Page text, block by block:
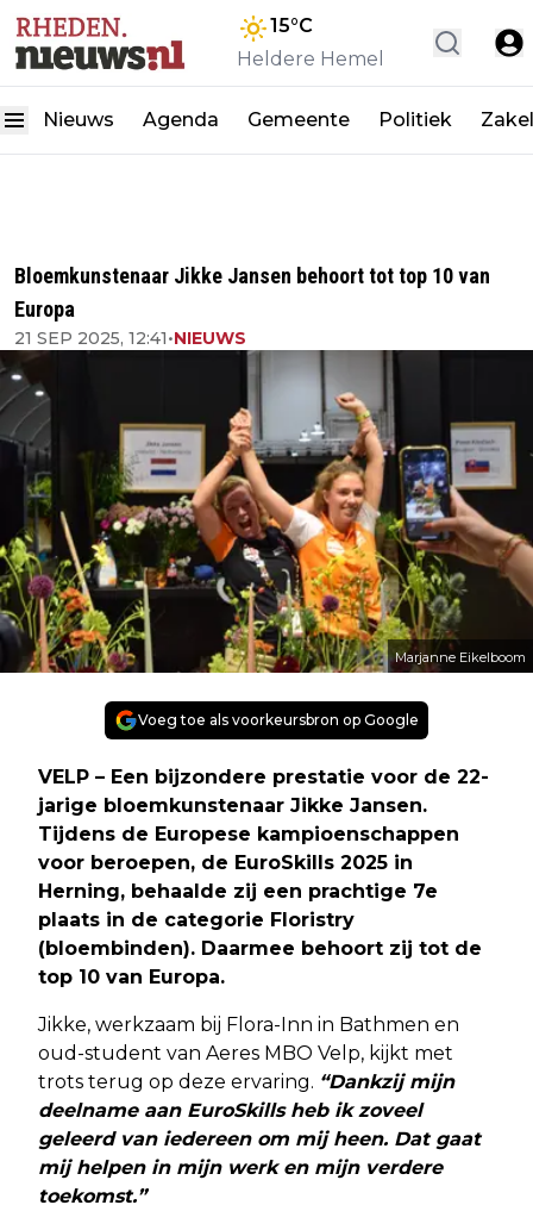
15°C
Heldere Hemel
Nieuws Agenda Gemeente Politiek
Bloemkunstenaar Jikke Jansen behoort tot top 10 van
Europa
21 SEP 2025, 12:41•NIEUWS
Marjanne Eikelboom
Voeg toe als voorkeursbron op Google
VELP – Een bijzondere prestatie voor de 22-
jarige bloemkunstenaar Jikke Jansen.
Tijdens de Europese kampioenschappen
voor beroepen, de EuroSkills 2025 in
Herning, behaalde zij een prachtige 7e
plaats in de categorie Floristry
(bloembinden). Daarmee behoort zij tot de
top 10 van Europa.
Jikke, werkzaam bij Flora-Inn in Bathmen en
oud-student van Aeres MBO Velp, kijkt met
trots terug op deze ervaring. “Dankzij mijn
deelname aan EuroSkills heb ik zoveel
geleerd van iedereen om mij heen. Dat gaat
mij helpen in mijn werk en mijn verdere
toekomst.”